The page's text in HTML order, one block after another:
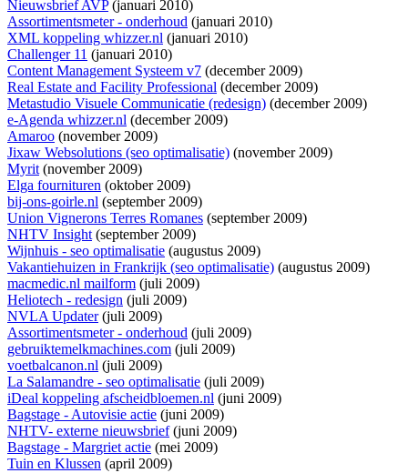
Nieuwsbrief AVP(januari 2010)
Assortimentsmeter - onderhoud (januari 2010)
XML koppeling whizzer.nl (januari 2010)
Challenger 11 (januari 2010)
Content Management Systeem v7 (december 2009)
Real Estate and Facility Professional (december 2009)
Metastudio Visuele Communicatie (redesign) (december 2009)
e-Agenda whizzer.nl (december 2009)
Amaroo (november 2009)
Jixaw Websolutions (seo optimalisatie) (november 2009)
Myrit(november 2009)
Elga fournituren (oktober 2009)
bij-ons-goirle.nl (september 2009)
Union Vignerons Terres Romanes (september 2009)
NHTV Insight(september 2009)
Wijnhuis - seo optimalisatie (augustus 2009)
Vakantiehuizen in Frankrijk (seo optimalisatie) (augustus 2009)
macmedic.nl mailform (juli 2009)
Heliotech - redesign (juli 2009)
NVLA Updater(juli 2009)
Assortimentsmeter - onderhoud (juli 2009)
gebruiktemelkmachines.com (juli 2009)
voetbalcanon.nl (juli 2009)
La Salamandre - seo optimalisatie (juli 2009)
iDeal koppeling afscheidbloemen.nl (juni 2009)
Bagstage - Autovisie actie (juni 2009)
NHTV- externe nieuwsbrief(juni 2009)
Bagstage - Margriet actie (mei 2009)
Tuin en Klussen (april 2009)